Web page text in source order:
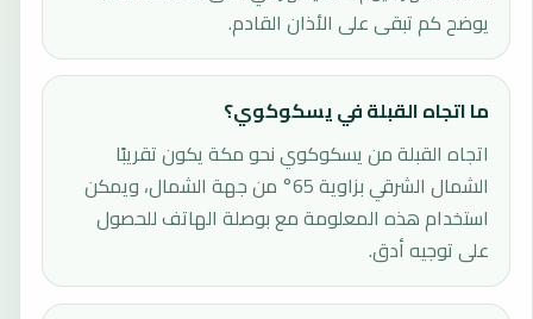
يوضح كم تبقى على الأذان القادم.
ما اتجاه القبلة في يسكوكوي؟
اتجاه القبلة من يسكوكوي نحو مكة يكون تقريبًا
الشمال الشرقي بزاوية 65° من جهة الشمال، ويمكن
استخدام هذه المعلومة مع بوصلة الهاتف للحصول
على توجيه أدق.